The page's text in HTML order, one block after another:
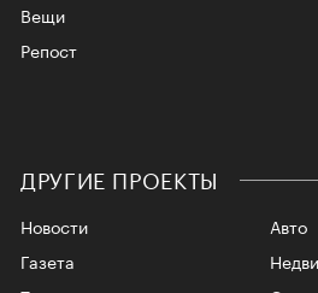
Вещи
Репост
ДРУГИЕ ПРОЕКТЫ
Новости
Газета
Авто